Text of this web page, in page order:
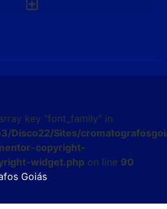
key "font_family" in
Disco22/Sites/
copyright-
widget.php on line 90
Goiás